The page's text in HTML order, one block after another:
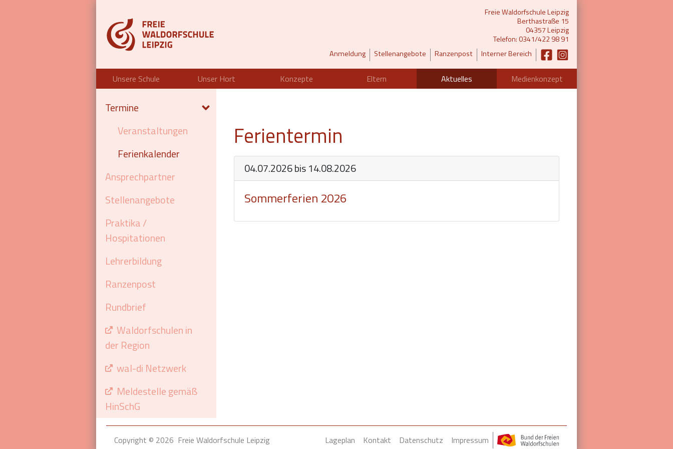
Freie Waldorfschule Leipzig
Berthastraße 15
04357 Leipzig
Telefon: 0341/422 98 91
Anmeldung
Stellenangebote Ranzenpost Interner Bereich
Unsere Schule Unser Hort Konzepte Eltern Aktuelles Medienkonzept
Termine
Veranstaltungen
Ferienkalender
Ansprechpartner
Stellenangebote
Praktika /
Hospitationen
Lehrerbildung
Ranzenpost
Rundbrief
Waldorfschulen in
der Region
wal-di Netzwerk
Meldestelle gemäß
HinSchG
Ferientermin
04.07.2026 bis 14.08.2026
Sommerferien 2026
Copyright © 2026 Freie Waldorfschule Leipzig Lageplan Kontakt Datenschutz Impressum